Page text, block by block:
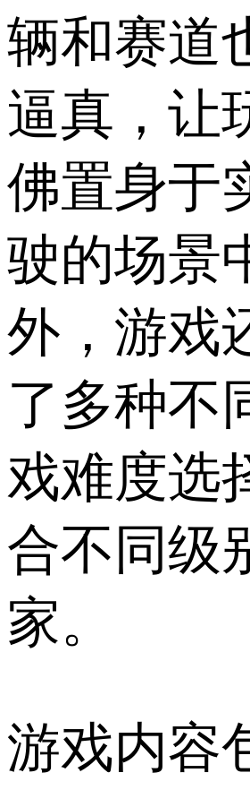
辆和赛道
逼真，让
佛置身于
驶的场景
外，游戏
了多种不
戏难度选
合不同级
家。
游戏内容